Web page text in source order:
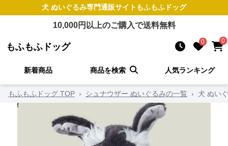
犬 ぬいぐるみ専門通販サイト もふもふドッグ
10,000円以上のご購入で送料無料
もふもふドッグ 0 0
新着商品 商品を検索 人気ランキング
もふもふドッグ TOP › シュナウザー ぬいぐるみの一覧 › 犬 ぬい